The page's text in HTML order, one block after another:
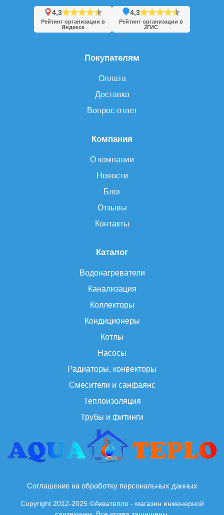
Каталог
Водонагреватели
Канализация
Коллекторы
Кондиционеры
Котлы
Насосы
Радиаторы, конвекторы
Смесители и санфаянс
Теплоизоляция
Трубы и фитинги
Компания
О компании
Новости
Блог
Отзывы
Контакты
Покупателям
Оплата
Доставка
Вопрос-ответ
4,3
Рейтинг организации в
Яндексе
4,3
Рейтинг организации в
2ГИС
Соглашение на обработку персональных данных
Copyright 2012-2025 ©Акватепло - магазин инженерной